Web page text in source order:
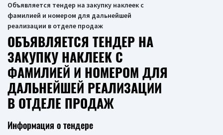
Объявляется тендер на закупку наклеек с
фамилией и номером для дальнейшей
реализации в отделе продаж
ОБЪЯВЛЯЕТСЯ ТЕНДЕР НА
ЗАКУПКУ НАКЛЕЕК С
ФАМИЛИЕЙ И НОМЕРОМ ДЛЯ
ДАЛЬНЕЙШЕЙ РЕАЛИЗАЦИИ
В ОТДЕЛЕ ПРОДАЖ
Информация о тендере